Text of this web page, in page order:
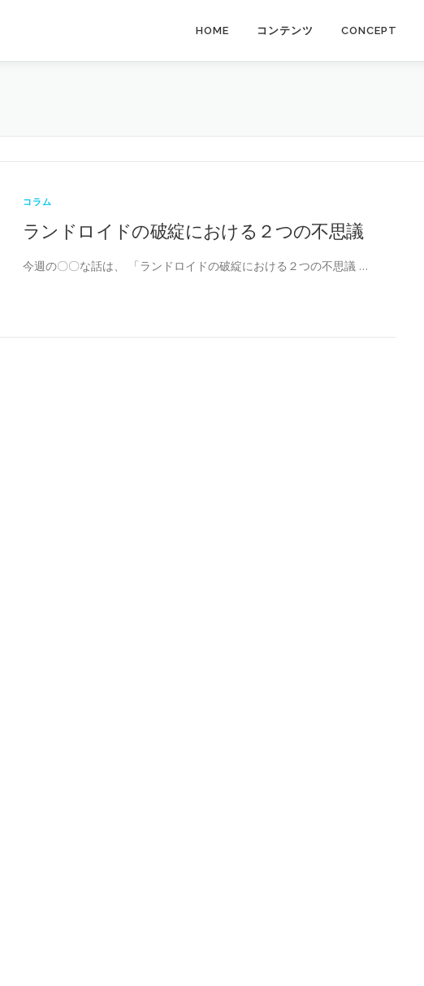
HOME コンテンツ CONCEPT
コラム
ランドロイドの破綻における２つの不思議
今週の〇〇な話は、 「ランドロイドの破綻における２つの不思議 …